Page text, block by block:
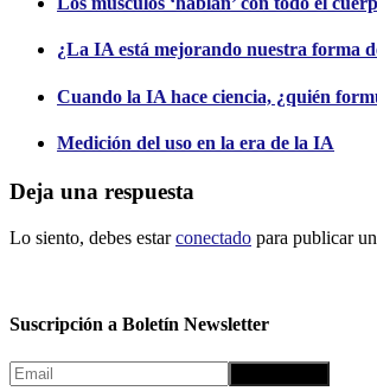
¿La IA está mejorando nuestra forma
Cuando la IA hace ciencia, ¿quién
Medición del uso en la era de la IA
Deja una respuesta
Lo siento, debes estarconectado para publicar
Suscripción a Boletín Newsletter